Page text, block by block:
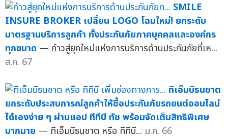
SMILE
INSURE BROKER เปลี่ยน LOGO โฉมใหม่! ยกระดับ
มาตรฐานบริการลูกค้า ทั้งประกันภัยภาคบุคคลและองค์กร
ทุกขนาด — ก้าวสู่ยุคใหม่แห่งการบริการด้านประกันภัยที่เห...
ส.ค. 67
ทีเอ็มบีธนชาต
ยกระดับประสบการณ์ลูกค้าให้ซื้อประกันภัยรถยนต์ออนไลน์
ได้เองง่าย ๆ ผ่านแอป ทีทีบี ทัช พร้อมจัดเต็มสิทธิพิเศษ
มากมาย — ทีเอ็มบีธนชาต หรือ ทีทีบี... ม.ค. 66